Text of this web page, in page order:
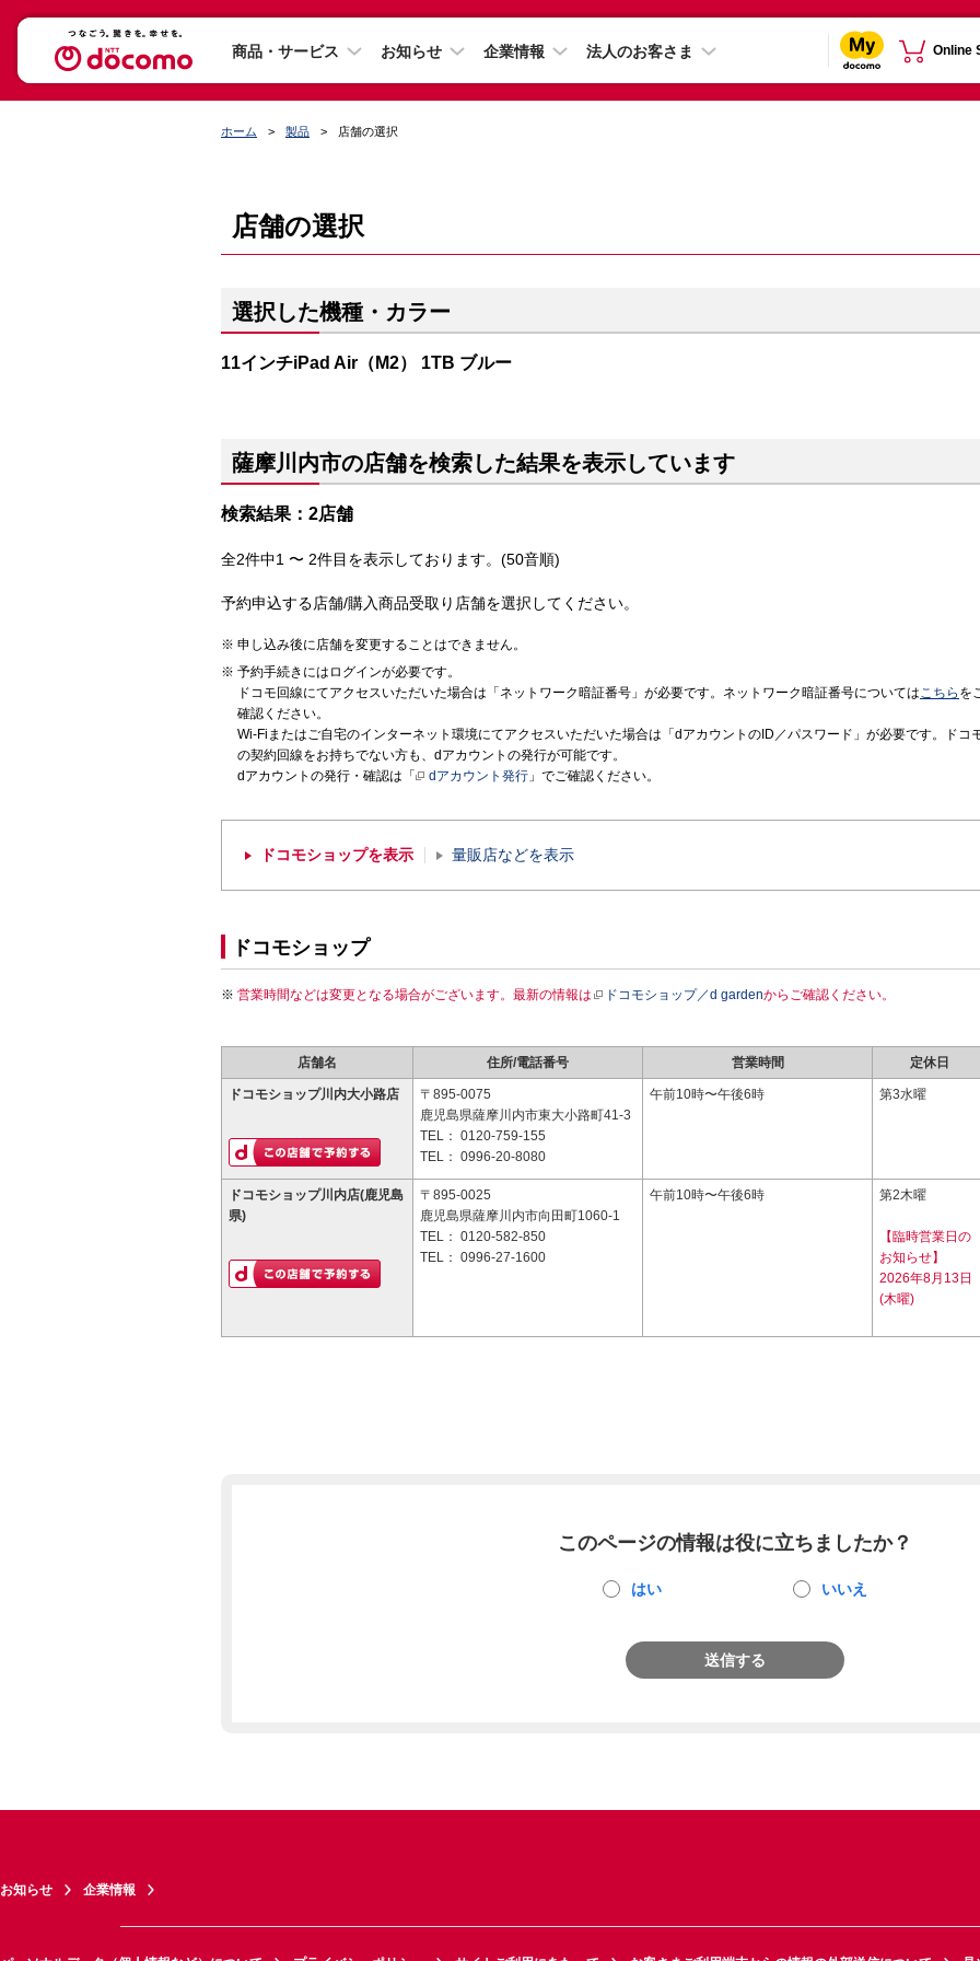
商品・サービス お知らせ 企業情報 法人のお客さま Online
ホーム 製品 店舗の選択
店舗の選択
選択した機種・カラー
11インチiPad Air（M2） 1TB ブルー
薩摩川内市の店舗を検索した結果を表示しています
検索結果：2店舗
全2件中1 〜 2件目を表示しております。(50音順)
予約申込する店舗/購入商品受取り店舗を選択してください。
申し込み後に店舗を変更することはできません。
予約手続きにはログインが必要です。
ドコモ回線にてアクセスいただいた場合は「ネットワーク暗証番号」が必要です。ネットワーク暗証番号についてはこちら を
確認ください。
Wi-Fiまたはご自宅のインターネット環境にてアクセスいただいた場合は「dアカウントのID／パスワード」が必要です。ドコ
の契約回線をお持ちでない方も、dアカウントの発行が可能です。
dアカウントの発行・確認は「
dアカウント発行 」でご確認ください。
ドコモショップを表示 量販店などを表示
ドコモショップ
営業時間などは変更となる場合がございます。最新の情報は ドコモショップ／d gardenからご確認ください。
店舗名 住所/電話番号 営業時間 定休日
ドコモショップ川内大小路店
〒895-0075
鹿児島県薩摩川内市東大小路町41-3
TEL： 0120-759-155
TEL： 0996-20-8080
午前10時〜午後6時 第3水曜
ドコモショップ川内店(鹿児島
県)
〒895-0025
鹿児島県薩摩川内市向田町1060-1
TEL： 0120-582-850
TEL： 0996-27-1600
午前10時〜午後6時 第2木曜
【臨時営業日の
お知らせ】
2026年8月13日
(木曜)
このページの情報は役に立ちましたか？
はい いいえ
送信する
お知らせ 企業情報